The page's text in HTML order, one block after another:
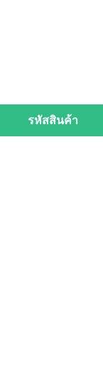
รหัสสินค้า